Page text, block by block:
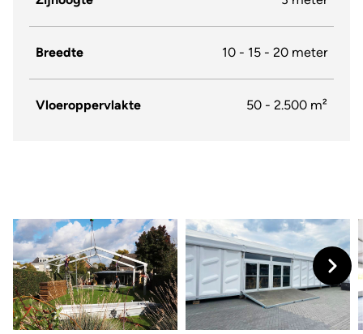
Breedte 10 - 15 - 20 meter
Vloeroppervlakte 50 - 2.500 m²